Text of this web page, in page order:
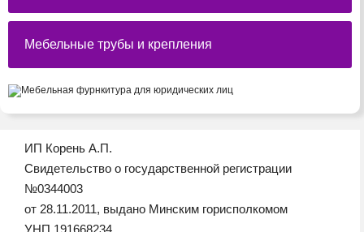
Мебельные трубы и крепления
ИП Корень А.П.
Свидетельство о государственной регистрации
№0344003
от 28.11.2011, выдано Минским горисполкомом
УНП 191668234